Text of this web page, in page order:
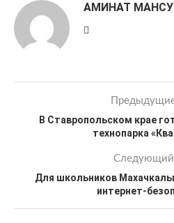
АМИНАТ
В Ставропольском крае
технопарка
Следующий
Для школьников Махачкалы
интернет-